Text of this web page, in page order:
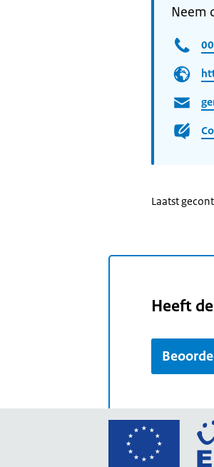
Neem
Laatst
Heeft